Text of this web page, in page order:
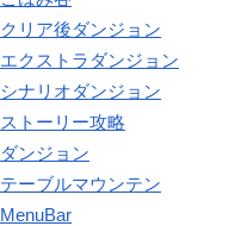
クリア後ダンジョン
エクストラダンジョン
シナリオダンジョン
ストーリー攻略
ダンジョン
テーブルマウンテン
MenuBar